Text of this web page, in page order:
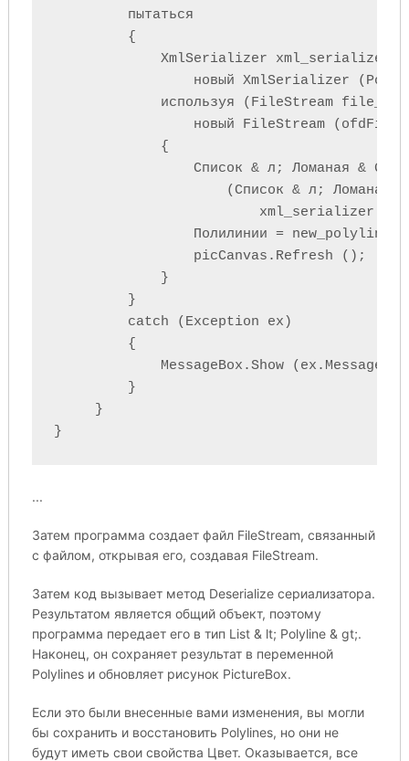
         пытаться
         {
             XmlSerializer xml_serializer =
новый XmlSerializer
используя (FileStream
новый FileStream
             {
Список & л; Ломаная & GT;
(Список & л; Ломаная
                 Полилинии = new_polylines;
                 picCanvas.Refresh ();
             }
         }
         catch (Exception ex)
         {
             MessageBox.Show (ex.Message);
         }
     }
}
...
Затем программа создает файл FileStream, связанный
с файлом, открывая его, создавая FileStream.
Затем код вызывает метод Deserialize сериализатора.
Результатом является общий объект, поэтому
программа передает его в тип List & lt; Polyline & gt;.
Наконец, он сохраняет результат в переменной
Polylines и обновляет рисунок PictureBox.
Если это были внесенные вами изменения, вы могли
бы сохранить и восстановить Polylines, но они не
будут иметь свои свойства Цвет. Оказывается, все